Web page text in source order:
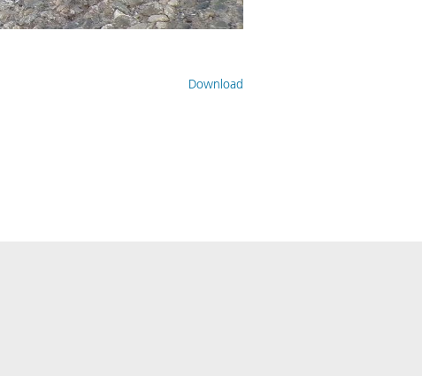
Download